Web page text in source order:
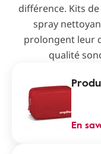
différence. Kits
spray
prolongent leur
qualité
En